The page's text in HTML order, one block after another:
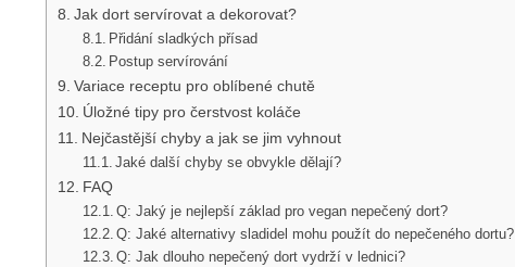
Jak dort servírovat a dekorovat?
Přidání sladkých přísad
Postup servírování
Variace receptu pro oblíbené chutě
Úložné tipy pro čerstvost koláče
Nejčastější chyby a jak se jim vyhnout
Jaké další chyby se obvykle dělají?
FAQ
Q: Jaký je nejlepší základ pro vegan nepečený dort?
Q: Jaké alternativy sladidel mohu použít do nepečeného dortu?
Q: Jak dlouho nepečený dort vydrží v lednici?